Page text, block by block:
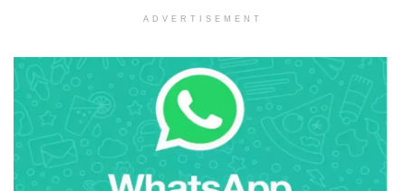
ADVERTISEMENT